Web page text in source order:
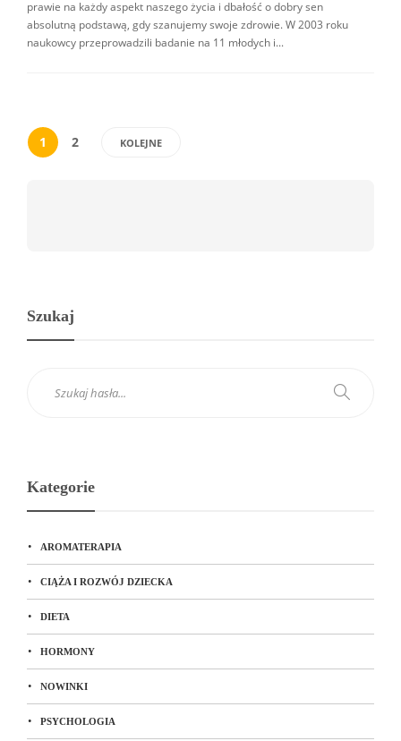
prawie na każdy aspekt naszego życia i dbałość o dobry sen
absolutną podstawą, gdy szanujemy swoje zdrowie. W 2003 roku
naukowcy przeprowadzili badanie na 11 młodych i...
1 2 KOLEJNE
Szukaj
Kategorie
AROMATERAPIA
CIĄŻA I ROZWÓJ DZIECKA
DIETA
HORMONY
NOWINKI
PSYCHOLOGIA